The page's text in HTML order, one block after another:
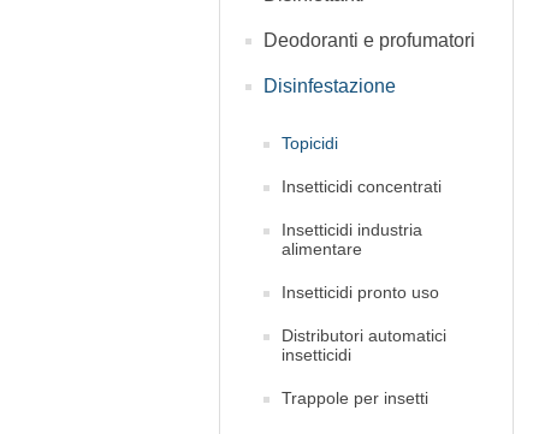
Deodoranti e profumatori
Disinfestazione
Topicidi
Insetticidi concentrati
Insetticidi industria
alimentare
Insetticidi pronto uso
Distributori automatici
insetticidi
Trappole per insetti